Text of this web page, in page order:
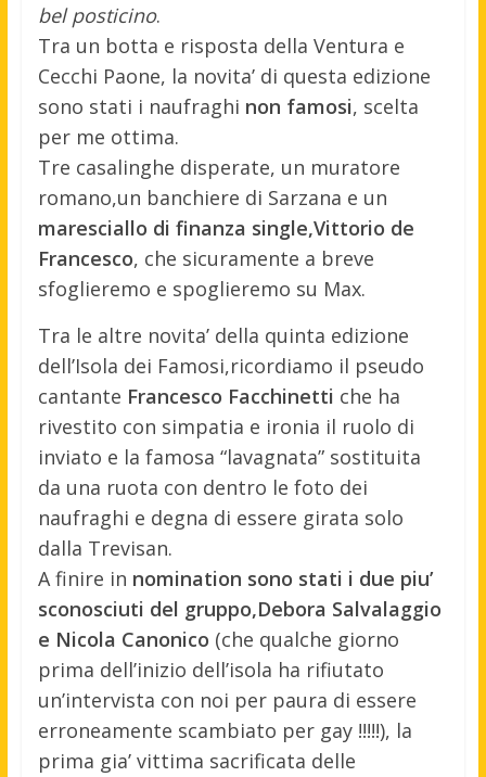
bel posticino.
Tra un botta e risposta della Ventura e
Cecchi Paone, la novita’ di questa edizione
sono stati i naufraghi non famosi, scelta
per me ottima.
Tre casalinghe disperate, un muratore
romano,un banchiere di Sarzana e un
maresciallo di finanza single,Vittorio de
Francesco, che sicuramente a breve
sfoglieremo e spoglieremo su Max.
Tra le altre novita’ della quinta edizione
dell’Isola dei Famosi,ricordiamo il pseudo
cantante Francesco Facchinetti che ha
rivestito con simpatia e ironia il ruolo di
inviato e la famosa “lavagnata” sostituita
da una ruota con dentro le foto dei
naufraghi e degna di essere girata solo
dalla Trevisan.
A finire in nomination sono stati i due piu’
sconosciuti del gruppo,Debora Salvalaggio
e Nicola Canonico (che qualche giorno
prima dell’inizio dell’isola ha rifiutato
un’intervista con noi per paura di essere
erroneamente scambiato per gay !!!!!), la
prima gia’ vittima sacrificata delle